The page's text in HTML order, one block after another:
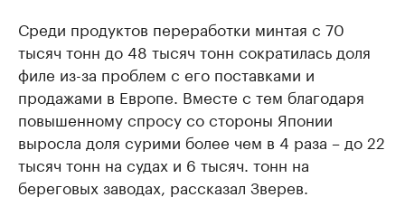
Среди продуктов переработки минтая с 70
тысяч тонн до 48 тысяч тонн сократилась доля
филе из-за проблем с его поставками и
продажами в Европе. Вместе с тем благодаря
повышенному спросу со стороны Японии
выросла доля сурими более чем в 4 раза – до 22
тысяч тонн на судах и 6 тысяч. тонн на
береговых заводах, рассказал Зверев.